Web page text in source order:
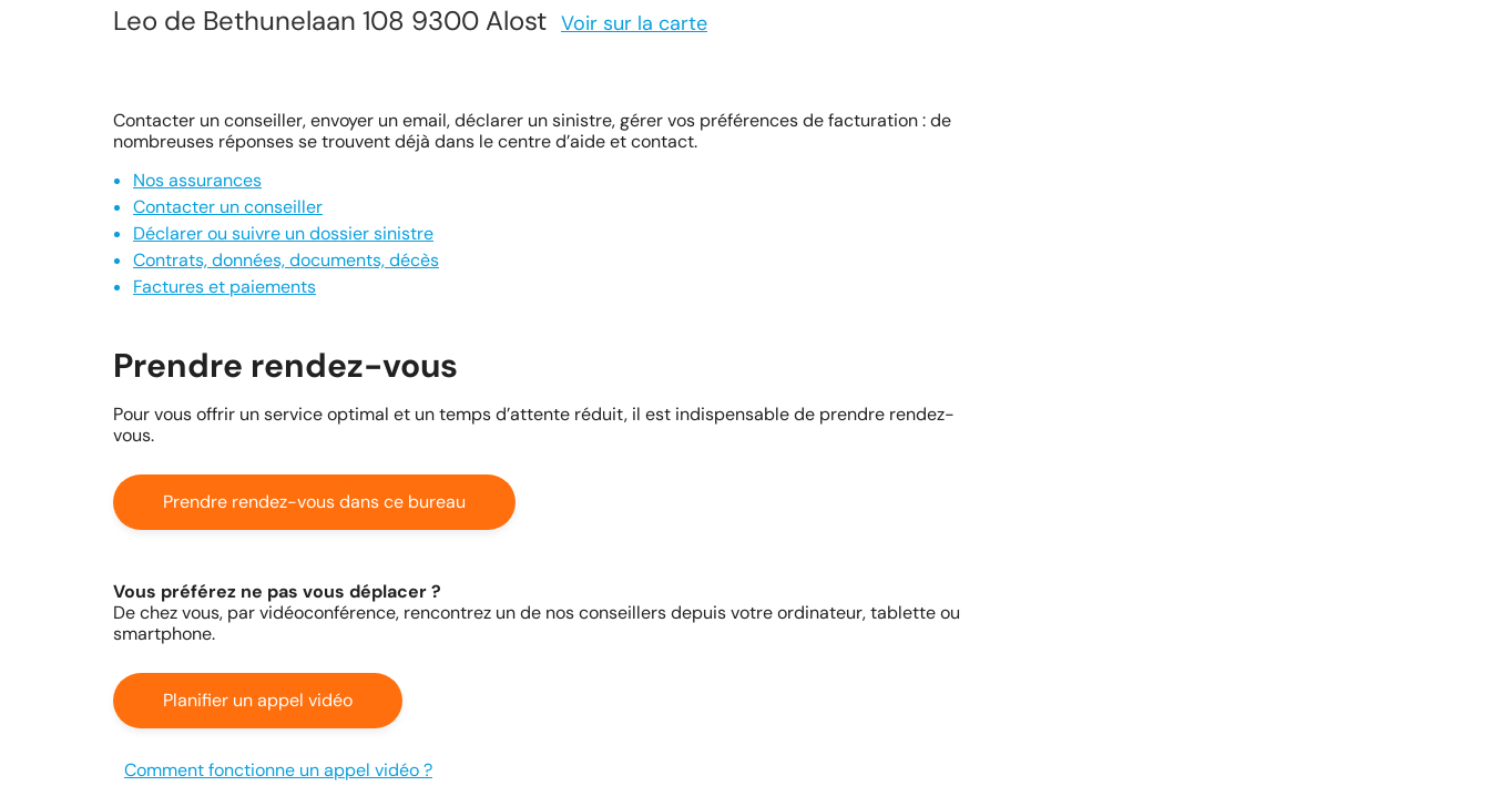
Leo de Bethunelaan 108 9300 Alost Voir sur la carte
Contacter un conseiller, envoyer un email, déclarer un sinistre, gérer vos préférences de facturation : de
nombreuses réponses se trouvent déjà dans le centre d’aide et contact.
Nos assurances
Contacter un conseiller
Déclarer ou suivre un dossier sinistre
Contrats, données, documents, décès
Factures et paiements
Prendre rendez-vous
Pour vous offrir un service optimal et un temps d’attente réduit, il est indispensable de prendre rendez-
vous.
Prendre rendez-vous dans ce bureau
Vous préférez ne pas vous déplacer ?
De chez vous, par vidéoconférence, rencontrez un de nos conseillers depuis votre ordinateur, tablette ou
smartphone.
Planifier un appel vidéo
Comment fonctionne un appel vidéo ?